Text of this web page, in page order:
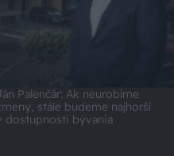
Palenčár: Ak neurobíme
stále budeme najhorší
dostupnosti bývania